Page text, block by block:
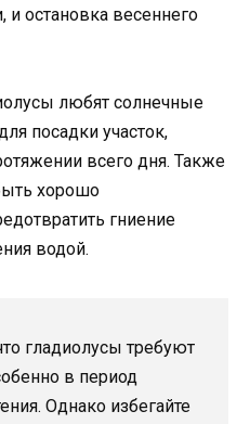
и остановка весеннего
любят солнечные
посадки участок,
всего дня. Также
хорошо
гниение
водой.
гладиолусы требуют
в период
Однако избегайте